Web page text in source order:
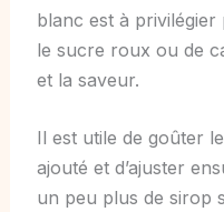
blanc est à
le sucre roux ou de
et la saveur.
Il est utile de goûter
ajouté et d’ajuster
un peu plus de sirop